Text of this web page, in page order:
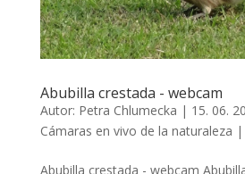
Abubilla crestada - webcam
Autor: Petra Chlumecka | 15. 06.
Cámaras en vivo de la naturaleza |
Abubilla crestada - webcam